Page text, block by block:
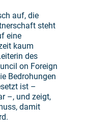
auf, die
steht
eine
kaum
des
on Foreign
Bedrohungen
ist –
–, und zeigt,
damit